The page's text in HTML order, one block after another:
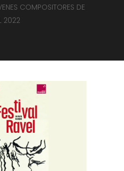
COMPOSITORES DE
2022